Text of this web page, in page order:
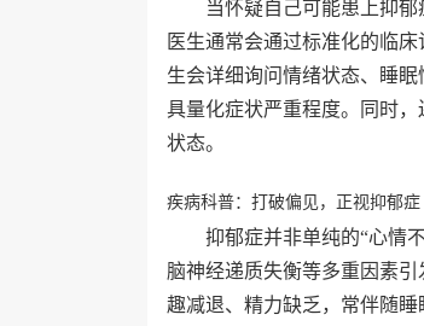
当怀疑自己可能患上抑
医生通常会通过标准化的临
生会详细询问情绪状态、睡
具量化症状严重程度。同时
状态。
疾病科普：打破偏见，正视抑郁症
抑郁症并非单纯的“心情
脑神经递质失衡等多重因素
趣减退、精力缺乏，常伴随